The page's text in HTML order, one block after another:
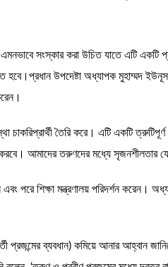
সংস্কার করা উচিত যাতে এটি একটি
উপদেষ্টা অধ্যাপক মুহাম্মদ
তৈরি করে। এটি একটি
করবে। আমাদের তরুণদের মধ্যে
পরে শিক্ষা মন্ত্রণালয় পরিদর্শন করেন।
প্রজন্মের ব্যবধান) কমিয়ে আনার